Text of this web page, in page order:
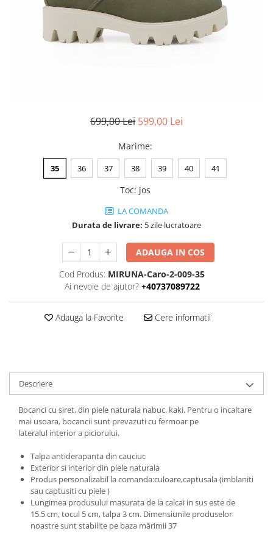
699,00 Lei 599,00 Lei
Marime:
35 36 37 38 39 40 41
Toc: jos
LA COMANDA
Durata de livrare: 5 zile lucratoare
ADAUGA IN COS
Cod Produs: MIRUNA-Caro-2-009-35
Ai nevoie de ajutor? +40737089722
Adauga la Favorite Cere informatii
Descriere
Bocanci cu siret, din piele naturala nabuc, kaki. Pentru o incaltare
mai usoara, bocancii sunt prevazuti cu fermoar pe
lateralul interior a piciorului.
Talpa antiderapanta din cauciuc
Exterior si interior din piele naturala
Produs personalizabil la comanda:culoare,captusala (imblaniti
sau captusiti cu piele )
Lungimea produsului masurata de la calcai in sus este de
15.5 cm, tocul 5 cm, talpa 3 cm. Dimensiunile produselor
noastre sunt stabilite pe baza mărimii 37